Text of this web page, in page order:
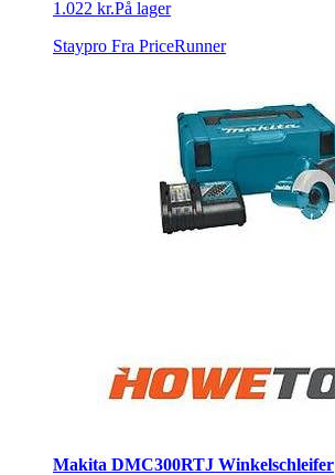
1.022 kr.På lager
Staypro Fra PriceRunner
Makita DMC300RTJ Winkelschleifer